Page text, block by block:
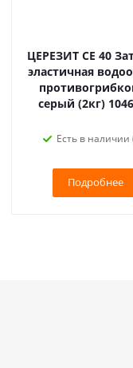
ЦЕРЕЗИТ CE 40
эластичная
серый (2кг)
Есть в наличии
Подробнее